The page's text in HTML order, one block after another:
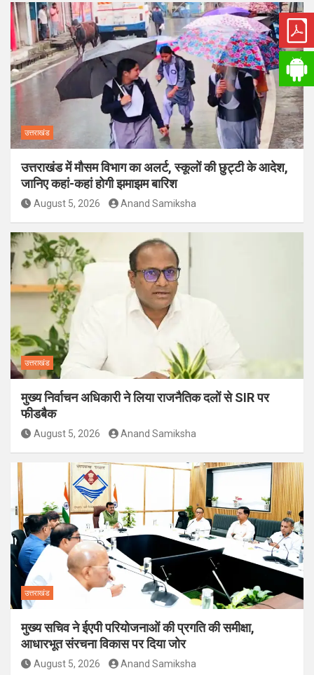
उत्तराखंड
उत्तराखंड में मौसम विभाग का अलर्ट, स्कूलों की छुट्टी के आदेश,
जानिए कहां-कहां होगी झमाझम बारिश
August 5, 2026 Anand Samiksha
उत्तराखंड
मुख्य निर्वाचन अधिकारी ने लिया राजनैतिक दलों से SIR पर
फीडबैक
August 5, 2026 Anand Samiksha
उत्तराखंड
मुख्य सचिव ने ईएपी परियोजनाओं की प्रगति की समीक्षा,
आधारभूत संरचना विकास पर दिया जोर
August 5, 2026 Anand Samiksha